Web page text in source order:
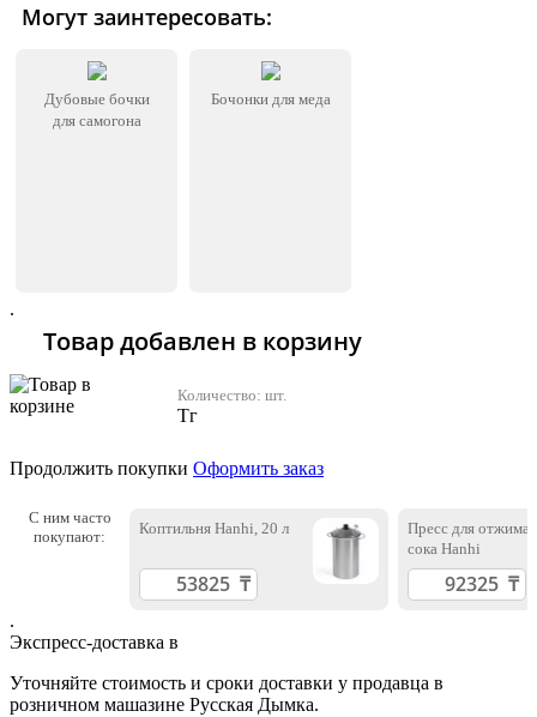
Могут заинтересовать:
Дубовые бочки
для самогона
Бочонки для меда
.
Товар добавлен в корзину
Количество: шт.
Тг
Продолжить покупки Оформить заказ
С ним часто
покупают:
Коптильня Hanhi, 20 л
Пресс для отжима
сока Hanhi
.
Экспресс-доставка в
Уточняйте стоимость и сроки доставки у продавца в
розничном машазине Русская Дымка.